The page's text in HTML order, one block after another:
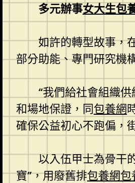
多元辦事女大生包
如許的轉型故事，
部分助能、專門研究機
“我們給社會組織
和場地保證，同包養網
確保公益初心不跑偏，
以入伍甲士為骨干
寶”，用廢舊排包養網包